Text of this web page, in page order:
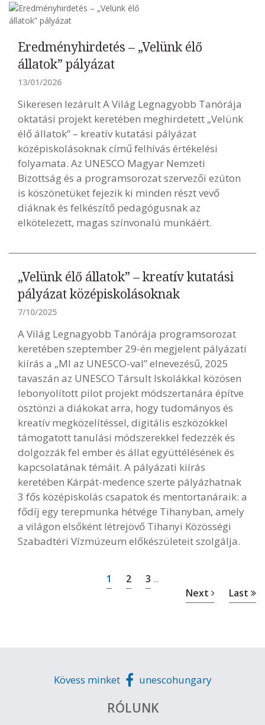
Eredményhirdetés – „Velünk élő
állatok” pályázat
13/01/2026
Sikeresen lezárult A Világ Legnagyobb Tanórája
oktatási projekt keretében meghirdetett „Velünk
élő állatok” – kreatív kutatási pályázat
középiskolásoknak című felhívás értékelési
folyamata. Az UNESCO Magyar Nemzeti
Bizottság és a programsorozat szervezői ezúton
is köszönetüket fejezik ki minden részt vevő
diáknak és felkészítő pedagógusnak az
elkötelezett, magas színvonalú munkáért.
„Velünk élő állatok” – kreatív kutatási
pályázat középiskolásoknak
7/10/2025
A Világ Legnagyobb Tanórája programsorozat
keretében szeptember 29-én megjelent pályázati
kiírás a „MI az UNESCO-val” elnevezésű, 2025
tavaszán az UNESCO Társult Iskolákkal közösen
lebonyolított pilot projekt módszertanára építve
ösztönzi a diákokat arra, hogy tudományos és
kreatív megközelítéssel, digitális eszközökkel
támogatott tanulási módszerekkel fedezzék és
dolgozzák fel ember és állat együttélésének és
kapcsolatának témáit. A pályázati kiírás
keretében Kárpát-medence szerte pályázhatnak
3 fős középiskolás csapatok és mentortanáraik: a
fődíj egy terepmunka hétvége Tihanyban, amely
a világon elsőként létrejövő Tihanyi Közösségi
Szabadtéri Vízmúzeum előkészületeit szolgálja.
1 2 3 ...
Next Last
Kövess minket unescohungary
RÓLUNK